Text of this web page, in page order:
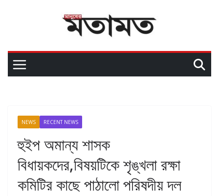
NEWS RECENT NEWS
হুইপ অমান্য শাসক
বিধায়কদের,বিষয়টিকে শৃঙ্খলা রক্ষা
কমিটির কাছে পাঠালো পরিষদীয় দল